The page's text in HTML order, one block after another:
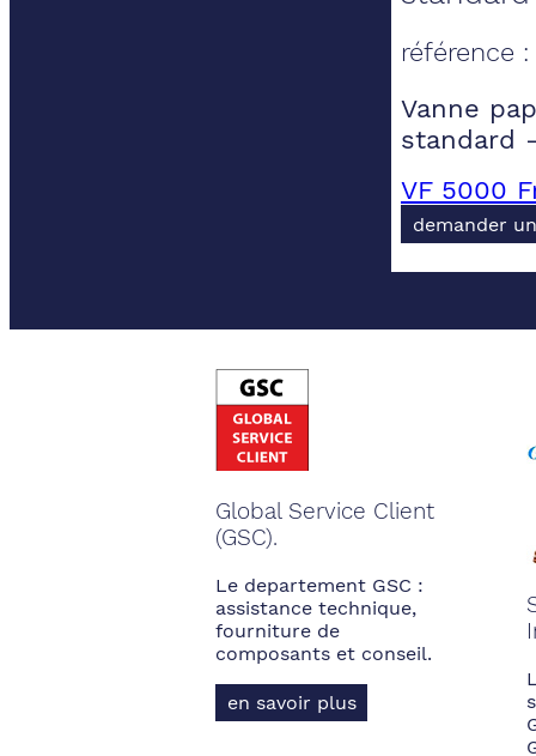
référence :
Vanne
standard
VF 5000
demander
Global Service Client
(GSC).
Le departement GSC :
assistance technique,
fourniture de
composants et conseil.
en savoir plus